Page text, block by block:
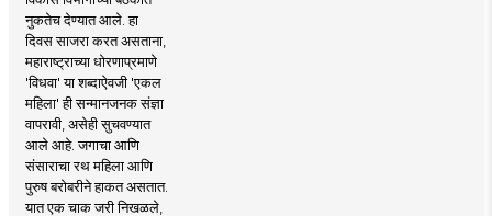
नुकतेच देण्यात आले. हा
दिवस साजरा करत असताना,
महाराष्ट्राच्या धोरणाप्रमाणे
'विधवा' या शब्दाऐवजी 'एकल
महिला' ही सन्मानजनक संज्ञा
वापरावी, असेही सुचवण्यात
आले आहे. जगाचा आणि
संसाराचा रथ महिला आणि
पुरुष बरोबरीने हाकत असतात.
यात एक चाक जरी निखळले,